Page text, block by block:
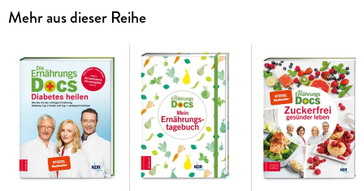
stärken, Stoffwechselprozesse in Gang halten und die
Lebensqualität verbessern
Wissenschaftlich fundiert:das neue Super-Kochbuch der
renommierten TV-Ärzte zum Thema chronische und stille
Entzündungen
Schritt für Schritt zum Erfolg -mit leicht umsetzbaren
Rezepten und bewährten Tipps und Tricks aus der Praxis
Mehr aus dieser Reihe